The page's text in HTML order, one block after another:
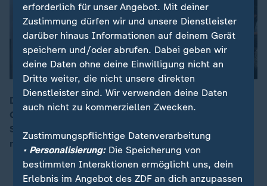
Der Bahnverkehr vom europäischen Festland nach
Großbritannien soll sich einen Tag nach dem
Schienenchaos wieder normalisieren. Es war zu
massiven Störungen im Eurotunnel gekommen.
erforderlich für unser Angebot. Mit deiner
Zustimmung dürfen wir und unsere Dienstleister
darüber hinaus Informationen auf deinem Gerät
speichern und/oder abrufen. Dabei geben wir
deine Daten ohne deine Einwilligung nicht an
Dritte weiter, die nicht unsere direkten
Dienstleister sind. Wir verwenden deine Daten
auch nicht zu kommerziellen Zwecken.
Zustimmungspflichtige Datenverarbeitung
• Personalisierung:Die Speicherung von
bestimmten Interaktionen ermöglicht uns, dein
Erlebnis im Angebot des ZDF an dich anzupassen